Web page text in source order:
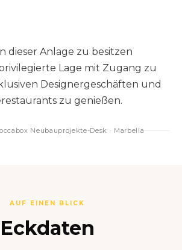
dieser Anlage zu besitzen
Lage mit Zugang zu
Designergeschäften und
zu genießen.
Neubauprojekte-Desk · Marbella
AUF EINEN BLICK
Eckdaten